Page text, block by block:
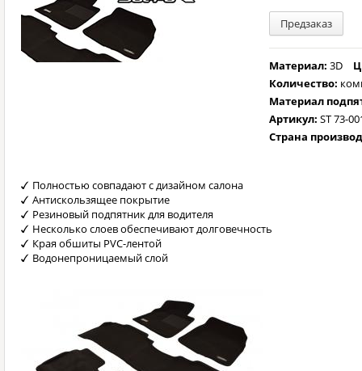
Предзаказ
Материал:3D
Количество:
Материал
Артикул:ST 73-
Страна
Полностью совпадают с дизайном салона
Антискользящее покрытие
Резиновый подпятник для водителя
Несколько слоев обеспечивают долговечность
Края обшиты PVC-лентой
Водонепроницаемый слой